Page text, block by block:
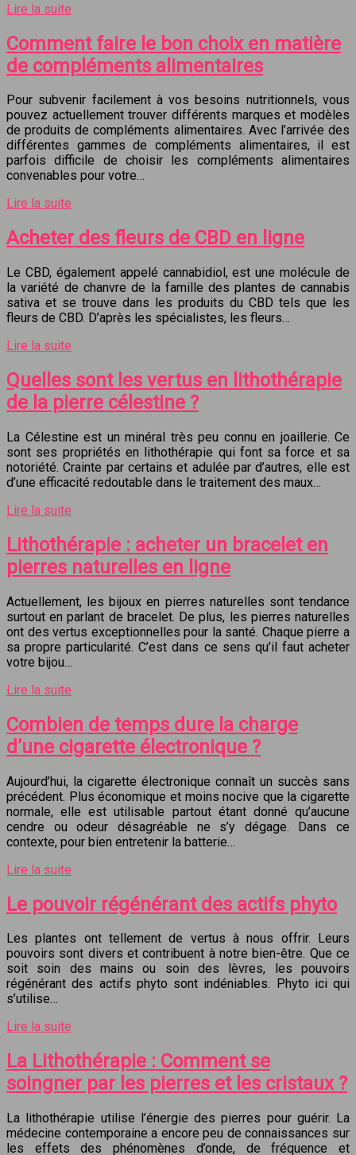
Lire la suite
Comment faire le bon choix en matière
de compléments alimentaires
Pour subvenir facilement à vos besoins nutritionnels, vous
pouvez actuellement trouver différents marques et modèles
de produits de compléments alimentaires. Avec l’arrivée des
différentes gammes de compléments alimentaires, il est
parfois difficile de choisir les compléments alimentaires
convenables pour votre…
Lire la suite
Acheter des fleurs de CBD en ligne
Le CBD, également appelé cannabidiol, est une molécule de
la variété de chanvre de la famille des plantes de cannabis
sativa et se trouve dans les produits du CBD tels que les
fleurs de CBD. D’après les spécialistes, les fleurs…
Lire la suite
Quelles sont les vertus en lithothérapie
de la pierre célestine ?
La Célestine est un minéral très peu connu en joaillerie. Ce
sont ses propriétés en lithothérapie qui font sa force et sa
notoriété. Crainte par certains et adulée par d’autres, elle est
d’une efficacité redoutable dans le traitement des maux…
Lire la suite
Lithothérapie : acheter un bracelet en
pierres naturelles en ligne
Actuellement, les bijoux en pierres naturelles sont tendance
surtout en parlant de bracelet. De plus, les pierres naturelles
ont des vertus exceptionnelles pour la santé. Chaque pierre a
sa propre particularité. C’est dans ce sens qu’il faut acheter
votre bijou…
Lire la suite
Combien de temps dure la charge
d’une cigarette électronique ?
Aujourd’hui, la cigarette électronique connaît un succès sans
précédent. Plus économique et moins nocive que la cigarette
normale, elle est utilisable partout étant donné qu’aucune
cendre ou odeur désagréable ne s’y dégage. Dans ce
contexte, pour bien entretenir la batterie…
Lire la suite
Le pouvoir régénérant des actifs phyto
Les plantes ont tellement de vertus à nous offrir. Leurs
pouvoirs sont divers et contribuent à notre bien-être. Que ce
soit soin des mains ou soin des lèvres, les pouvoirs
régénérant des actifs phyto sont indéniables. Phyto ici qui
s’utilise…
Lire la suite
La Lithothérapie : Comment se
soingner par les pierres et les cristaux ?
La lithothérapie utilise l’énergie des pierres pour guérir. La
médecine contemporaine a encore peu de connaissances sur
les effets des phénomènes d’onde, de fréquence et